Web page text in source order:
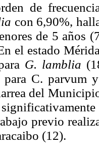
de
con 6,90%,
de 5 años
el estado
G. lamblia
C. parvum
del
previo
(12).